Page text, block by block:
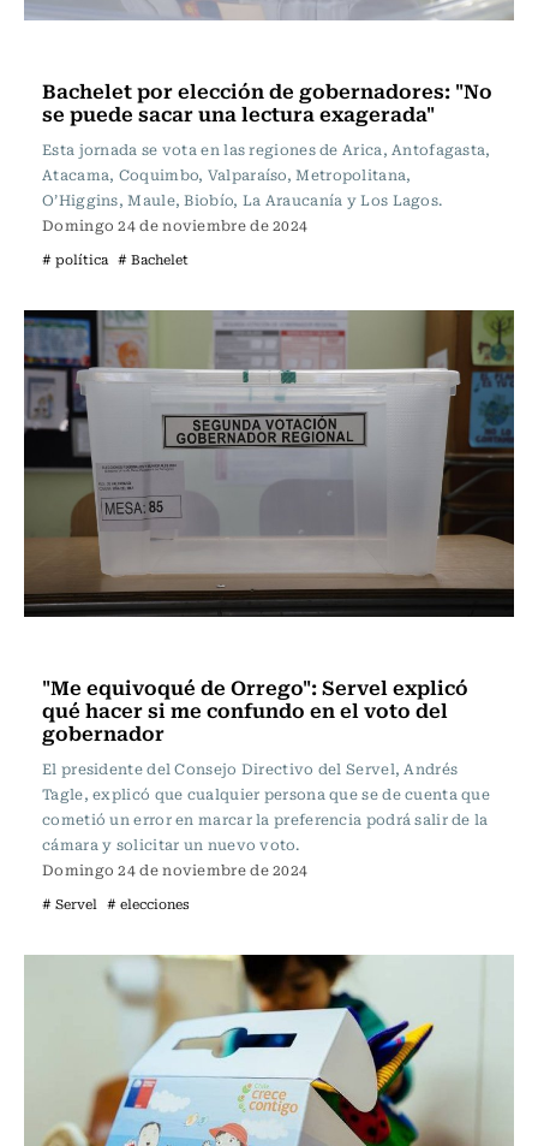
Bachelet por elección de gobernadores: "No
se puede sacar una lectura exagerada"
Esta jornada se vota en las regiones de Arica, Antofagasta,
Atacama, Coquimbo, Valparaíso, Metropolitana,
O’Higgins, Maule, Biobío, La Araucanía y Los Lagos.
Domingo 24 de noviembre de 2024
# política # Bachelet
"Me equivoqué de Orrego": Servel explicó
qué hacer si me confundo en el voto del
gobernador
El presidente del Consejo Directivo del Servel, Andrés
Tagle, explicó que cualquier persona que se de cuenta que
cometió un error en marcar la preferencia podrá salir de la
cámara y solicitar un nuevo voto.
Domingo 24 de noviembre de 2024
# Servel # elecciones